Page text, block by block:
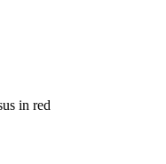
in red